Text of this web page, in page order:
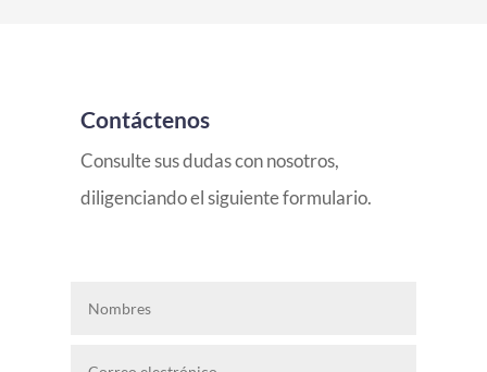
Contáctenos
Consulte sus dudas con nosotros,
diligenciando el siguiente formulario.